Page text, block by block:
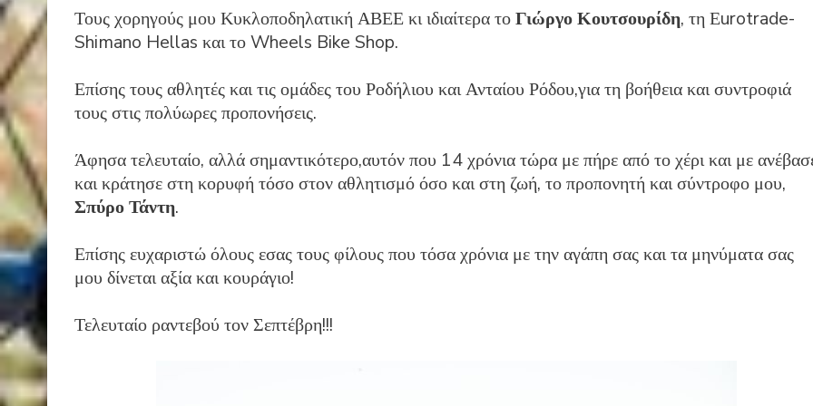
Τους χορηγούς μου Κυκλοποδηλατική ΑΒΕΕ κι ιδιαίτερα τοΓιώργο Κουτσουρίδη, τη Εurotrade-
Shimano Hellas και το Wheels Bike Shop.
Επίσης τους αθλητές και τις ομάδες του Ροδήλιου και Ανταίου Ρόδου,για τη βοήθεια και συντροφιά
τους στις πολύωρες προπονήσεις.
Άφησα τελευταίο, αλλά σημαντικότερο,αυτόν που 14 χρόνια τώρα με πήρε από το χέρι και με
και κράτησε στη κορυφή τόσο στον αθλητισμό όσο και στη ζωή, το προπονητή και σύντροφο μου,
Σπύρο Τάντη.
Επίσης ευχαριστώ όλους εσας τους φίλους που τόσα χρόνια με τηναγάπη σας και τα μηνύματα σας
μου δίνεται αξία και κουράγιο!
Τελευταίο ραντεβού τον Σεπτέβρη!!!